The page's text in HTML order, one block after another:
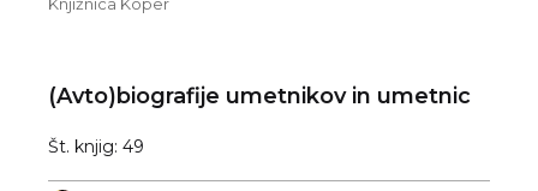
Knjižnica Koper
(Avto)biografije umetnikov in umetnic
Št. knjig: 49